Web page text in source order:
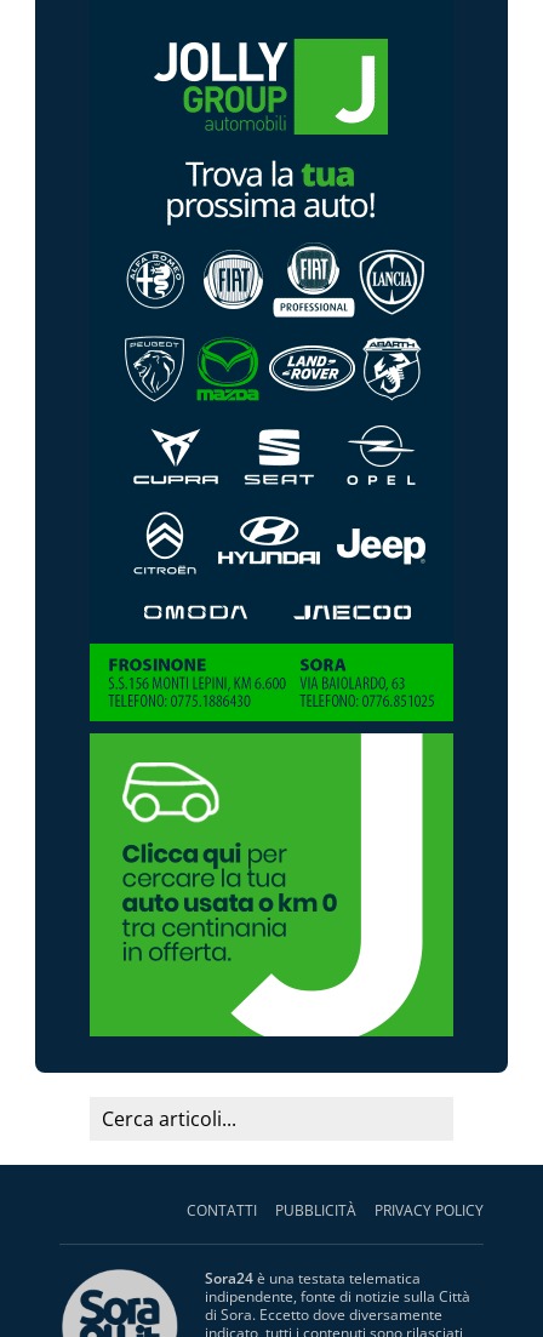
CONTATTI PUBBLICITÀ PRIVACY POLICY
Sora24è una testata telematica
indipendente, fonte di notizie sulla Città
di Sora. Eccetto dove diversamente